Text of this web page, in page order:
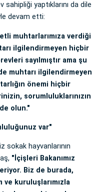
yaptıklarını da dile
devam etti:
muhtarlarımıza verdiği
ilgilendirmeyen hiçbir
sayılmıştır ama şu
muhtarı ilgilendirmeyen
önemi hiçbir
sorumluluklarınızın
olun."
var"
hayvanlarının
"İçişleri Bakanımız
Biz de burada,
kuruluşlarımızla